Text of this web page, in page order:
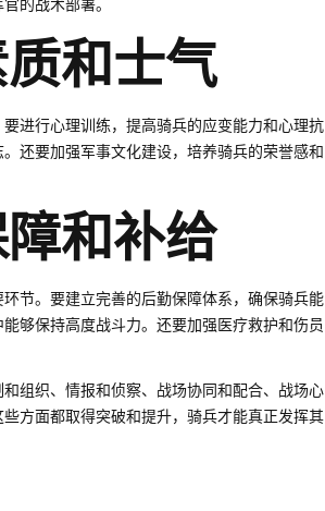
的战术部署。
和士气
进行心理训练，提高骑兵的应变能力和心理抗
还要加强军事文化建设，培养骑兵的荣誉感和
和补给
节。要建立完善的后勤保障体系，确保骑兵能
够保持高度战斗力。还要加强医疗救护和伤员
组织、情报和侦察、战场协同和配合、战场心
方面都取得突破和提升，骑兵才能真正发挥其